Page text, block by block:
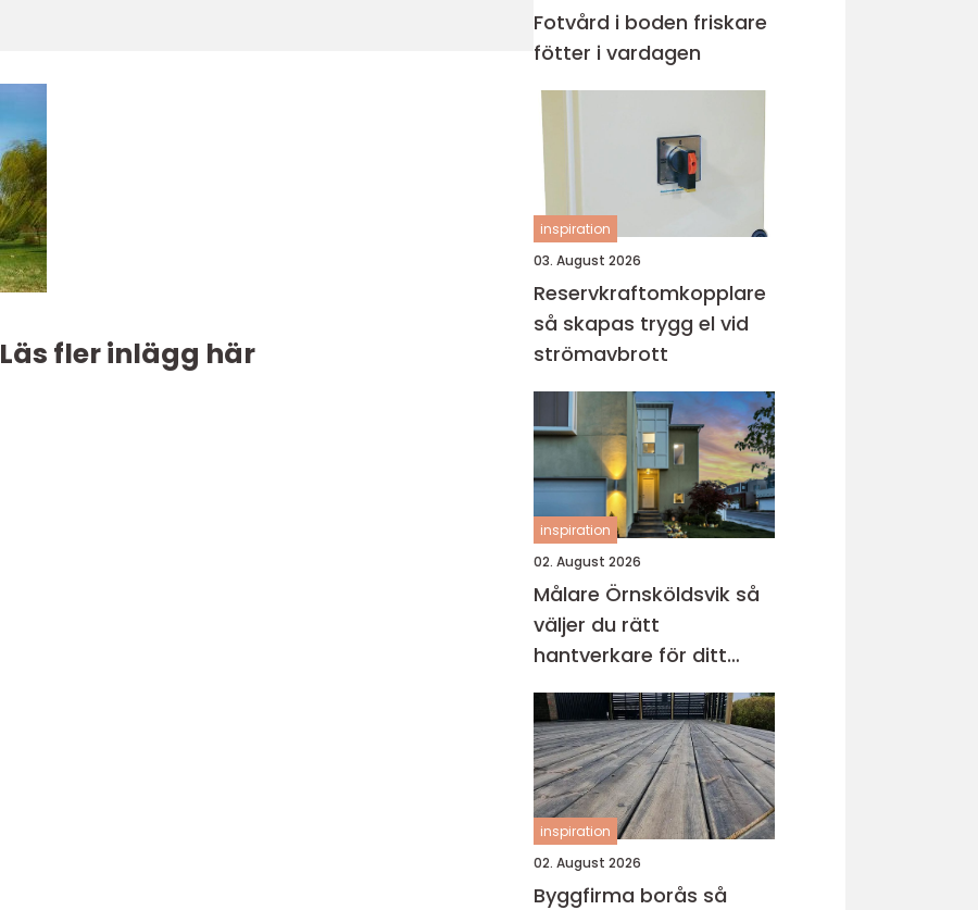
Läs fler inlägg här
Fotvård i boden friskare
fötter i vardagen
inspiration
03. August 2026
Reservkraftomkopplare
så skapas trygg el vid
strömavbrott
inspiration
02. August 2026
Målare Örnsköldsvik så
väljer du rätt
hantverkare för ditt
projekt
inspiration
02. August 2026
Byggfirma borås så